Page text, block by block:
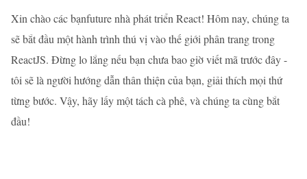
Xin chào các bạnfuture nhà phát triển React! Hôm nay, chúng ta
sẽ bắt đầu một hành trình thú vị vào thế giới phân trang trong
ReactJS. Đừng lo lắng nếu bạn chưa bao giờ viết mã trước đây -
tôi sẽ là người hướng dẫn thân thiện của bạn, giải thích mọi thứ
từng bước. Vậy, hãy lấy một tách cà phê, và chúng ta cùng bắt
đầu!